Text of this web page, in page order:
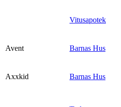
Vitusapotek
Avent Barnas Hus
Axxkid Barnas Hus